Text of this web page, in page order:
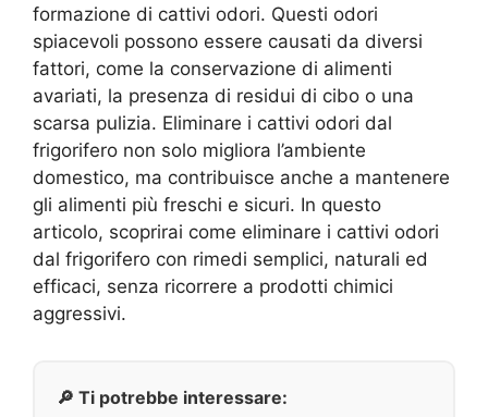
formazione di cattivi odori. Questi odori
spiacevoli possono essere causati da diversi
fattori, come la conservazione di alimenti
avariati, la presenza di residui di cibo o una
scarsa pulizia. Eliminare i cattivi odori dal
frigorifero non solo migliora l’ambiente
domestico, ma contribuisce anche a mantenere
gli alimenti più freschi e sicuri. In questo
articolo, scoprirai come eliminare i cattivi odori
dal frigorifero con rimedi semplici, naturali ed
efficaci, senza ricorrere a prodotti chimici
aggressivi.
🔎 Ti potrebbe interessare: